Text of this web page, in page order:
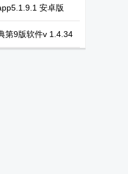
安卓版
第9版软件v 1.4.34